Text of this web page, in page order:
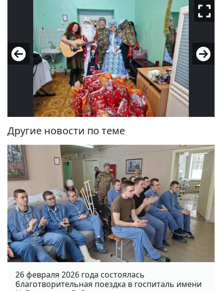
Другие новости по теме
26 февраля 2026 года состоялась
благотворительная поездка в госпиталь имени